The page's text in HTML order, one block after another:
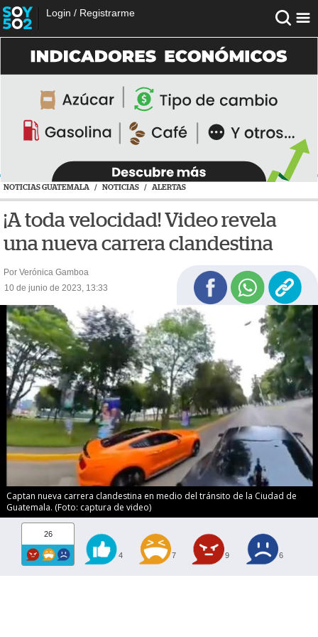
Login / Registrarme
NOTICIAS GUATEMALA / NOTICIAS / ALERTAS
¡A toda velocidad! Video revela
una nueva carrera clandestina
Por Verónica Gamboa
10 de junio de 2023, 13:33
Captan nueva carrera clandestina en medio del tránsito de la Ciudad de
Guatemala. (Foto: captura de video)
26
4 7 9 6